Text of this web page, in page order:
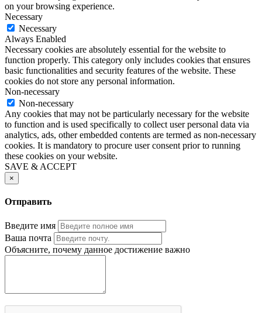
on your browsing experience.
Necessary
Necessary
Always Enabled
Necessary cookies are absolutely essential for the website to
function properly. This category only includes cookies that ensures
basic functionalities and security features of the website. These
cookies do not store any personal information.
Non-necessary
Non-necessary
Any cookies that may not be particularly necessary for the website
to function and is used specifically to collect user personal data via
analytics, ads, other embedded contents are termed as non-necessary
cookies. It is mandatory to procure user consent prior to running
these cookies on your website.
SAVE & ACCEPT
×
Отправить
Введите имя
Ваша почта
Объясните, почему данное достижение важно